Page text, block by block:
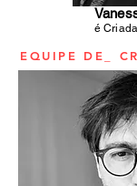
é
EQUIPE DE_